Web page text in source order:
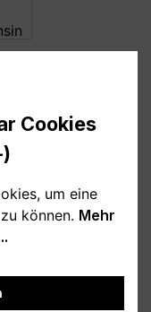
rosa
Cookies
um eine
können. Mehr